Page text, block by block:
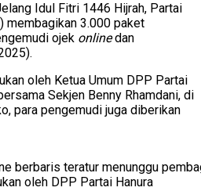
Idul Fitri 1446 Hijrah, Partai
membagikan 3.000 paket
ojek onlinedan
oleh Ketua Umum DPP Partai
Sekjen Benny Rhamdani, di
para pengemudi juga diberikan
berbaris teratur menunggu
oleh DPP Partai Hanura